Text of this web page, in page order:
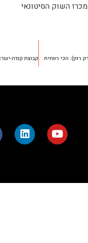
השוק הסיטונאי
רוזן): הכי רווחית